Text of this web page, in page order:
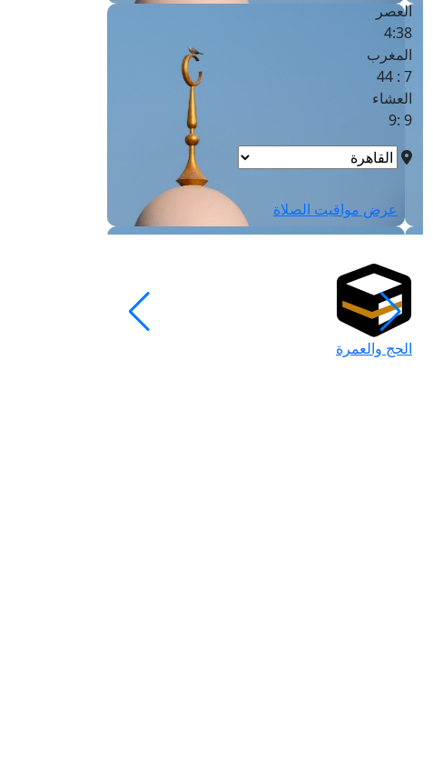
العصر
4:38
المغرب
7 : 44
العشاء
9 :9
عرض مواقيت الصلاة
الحج والعمرة